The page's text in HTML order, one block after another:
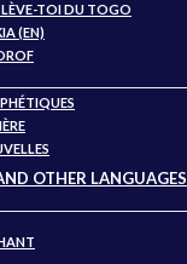
LÈVE-TOI DU TOGO
(EN)
OTHER LANGUAGES